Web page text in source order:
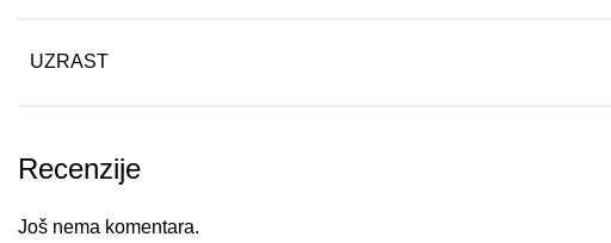
UZRAST
Recenzije
Još nema komentara.